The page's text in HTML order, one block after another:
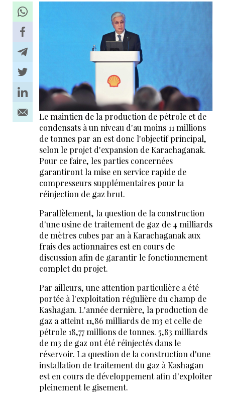
Le maintien de la production de pétrole et de
condensats à un niveau d'au moins 11 millions
de tonnes par an est donc l'objectif principal,
selon le projet d'expansion de Karachaganak.
Pour ce faire, les parties concernées
garantiront la mise en service rapide de
compresseurs supplémentaires pour la
réinjection de gaz brut.
Parallèlement, la question de la construction
d'une usine de traitement de gaz de 4 milliards
de mètres cubes par an à Karachaganak aux
frais des actionnaires est en cours de
discussion afin de garantir le fonctionnement
complet du projet.
Par ailleurs, une attention particulière a été
portée à l'exploitation régulière du champ de
Kashagan. L'année dernière, la production de
gaz a atteint 11,86 milliards de m3 et celle de
pétrole 18,77 millions de tonnes. 5,83 milliards
de m3 de gaz ont été réinjectés dans le
réservoir. La question de la construction d'une
installation de traitement du gaz à Kashagan
est en cours de développement afin d'exploiter
pleinement le gisement.